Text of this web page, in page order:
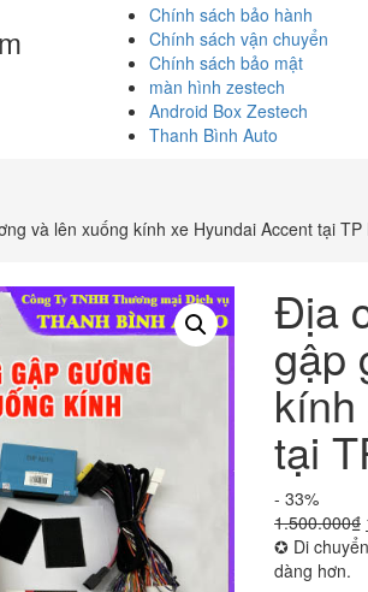
Chính sách bảo hành
Chính sách vận chuyển
Chính sách bảo mật
màn hình zestech
Android Box Zestech
Thanh Bình Auto
và lên xuống kính xe Hyundai Accent tại TP
Địa
gập
tại
- 33%
1.500.000₫
✪ Di
dàng hơn.